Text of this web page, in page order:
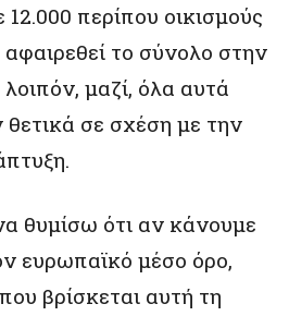
περίπου οικισμούς
αφαιρεθεί το σύνολο στην
μαζί, όλα αυτά
σε σχέση με την
θυμίσω ότι αν κάνουμε
ευρωπαϊκό μέσο όρο,
βρίσκεται αυτή τη